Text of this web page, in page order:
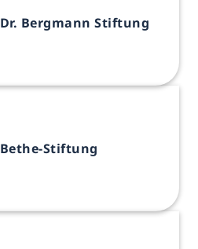
Dr. Bergmann Stiftung
Bethe-Stiftung